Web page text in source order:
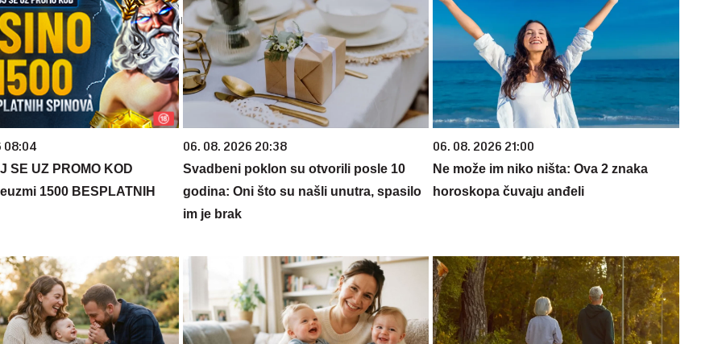
08:04
SE UZ PROMO KOD
1500 BESPLATNIH
06. 08. 2026 20:38
Svadbeni poklon su otvorili posle 10
godina: Oni što su našli unutra, spasilo
im je brak
06. 08. 2026 21:00
Ne može im niko ništa: Ova 2 znaka
horoskopa čuvaju anđeli